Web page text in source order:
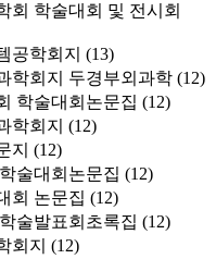
회 학술대회 및 전시회
공학회지 (13)
학회지 두경부외과학 (12)
학술대회논문집 (12)
학회지 (12)
지 (12)
술대회논문집 (12)
회 논문집 (12)
술발표회초록집 (12)
회지 (12)